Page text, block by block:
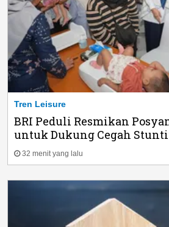
Tren Leisure
BRI Peduli Resmikan
untuk Dukung Cegah
32 menit yang lalu